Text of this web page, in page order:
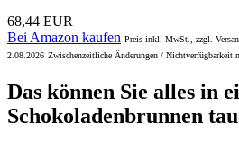
68,44 EUR
Bei Amazon kaufen Preis inkl. MwSt., zzgl.
2.08.2026 Zwischenzeitliche Änderungen / Nichtverfügbarkeit
Das können Sie alles in
Schokoladenbrunnen